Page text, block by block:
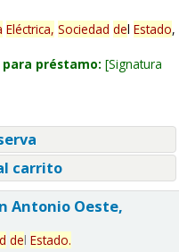
Eléctrica, Sociedad del Estado,
préstamo: Signatura
carrito
Antonio Oeste,
del Estado.